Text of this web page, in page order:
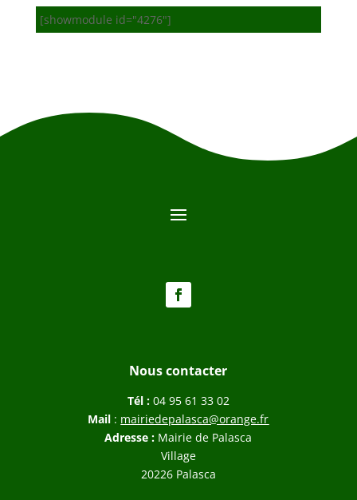
[showmodule id="4276"]
Nous contacter
Tél : 04 95 61 33 02
Mail : mairiedepalasca@orange.fr
Adresse : Mairie de Palasca
Village
20226 Palasca